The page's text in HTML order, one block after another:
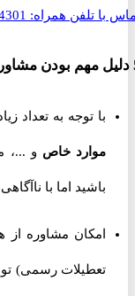
تلفن همراه:0634301-0996
با توجه به تعداد زیاد
موارد خاصو ...،
باشید اما با
امکان مشاوره از هر